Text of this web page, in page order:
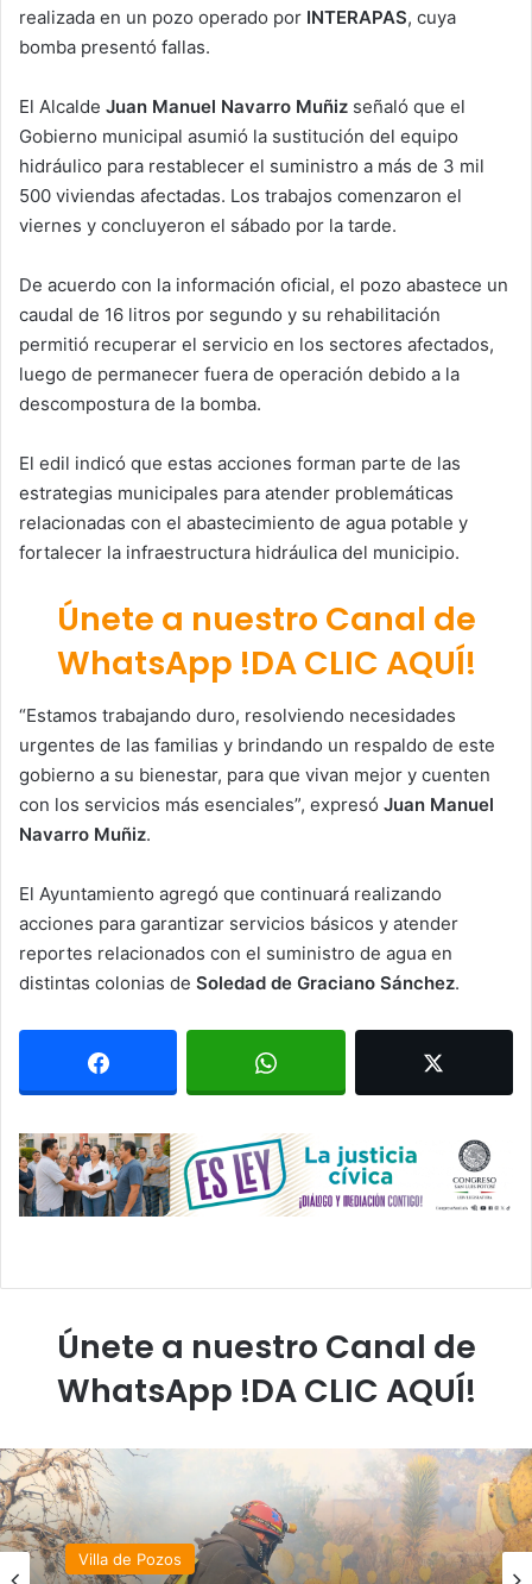
realizada en un pozo operado por INTERAPAS, cuya
bomba presentó fallas.
El Alcalde Juan Manuel Navarro Muñiz señaló que el
Gobierno municipal asumió la sustitución del equipo
hidráulico para restablecer el suministro a más de 3 mil
500 viviendas afectadas. Los trabajos comenzaron el
viernes y concluyeron el sábado por la tarde.
De acuerdo con la información oficial, el pozo abastece un
caudal de 16 litros por segundo y su rehabilitación
permitió recuperar el servicio en los sectores afectados,
luego de permanecer fuera de operación debido a la
descompostura de la bomba.
El edil indicó que estas acciones forman parte de las
estrategias municipales para atender problemáticas
relacionadas con el abastecimiento de agua potable y
fortalecer la infraestructura hidráulica del municipio.
Únete a nuestro Canal de
WhatsApp !DA CLIC AQUÍ!
“Estamos trabajando duro, resolviendo necesidades
urgentes de las familias y brindando un respaldo de este
gobierno a su bienestar, para que vivan mejor y cuenten
con los servicios más esenciales”, expresó Juan Manuel
Navarro Muñiz.
El Ayuntamiento agregó que continuará realizando
acciones para garantizar servicios básicos y atender
reportes relacionados con el suministro de agua en
distintas colonias de Soledad de Graciano Sánchez.
Únete a nuestro Canal de
WhatsApp !DA CLIC AQUÍ!
Villa de Pozos